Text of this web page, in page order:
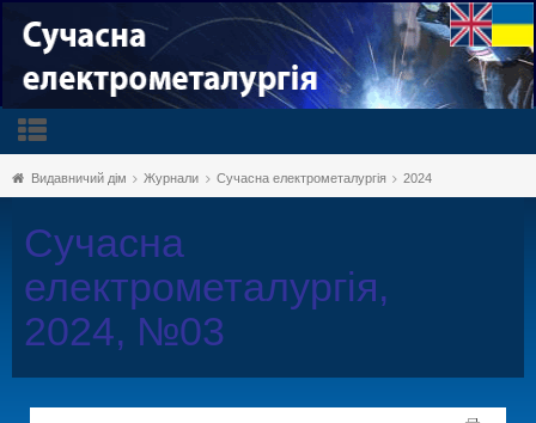
Видавничий дім Журнали Сучасна електрометалургія 2024
Сучасна
електрометалургія,
2024, №03